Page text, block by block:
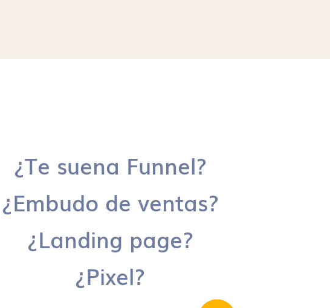
¿Te suena Funnel?
¿Embudo de ventas?
¿Landing page?
¿Pixel?